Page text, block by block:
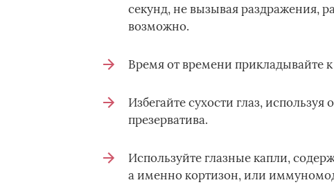
секунд, не вызывая раздражения,
возможно.
Время от времени прикладывайте
Избегайте сухости глаз,
презерватива.
Используйте глазные капли,
а именно кортизон, или